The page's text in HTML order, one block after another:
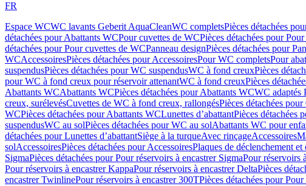
FR
Espace WCWC lavants Geberit AquaCleanWC completsPièces détachées
détachées pour Abattants WCPour cuvettes de WCPièces détachées pour
détachées pour Pour cuvettes de WCPanneau designPièces détachées pour
WCAccessoiresPièces détachées pour AccessoiresPour WC completsPour
suspendusPièces détachées pour WC suspendusWC à fond creuxPièces
pour WC à fond creux pour réservoir attenantWC à fond creuxPièces
Abattants WCAbattants WCPièces détachées pour Abattants WCWC adaptés
creux, surélevésCuvettes de WC à fond creux, rallongésPièces détachées
WCPièces détachées pour Abattants WCLunettes d’abattantPièces détachées
suspendusWC au solPièces détachées pour WC au solAbattants WC pour
détachées pour Lunettes d’abattantSiège à la turqueAvec rinçageAccessoires
solAccessoiresPièces détachées pour AccessoiresPlaques de déclenchement
SigmaPièces détachées pour Pour réservoirs à encastrer SigmaPour réservoirs
Pour réservoirs à encastrer KappaPour réservoirs à encastrer DeltaPièces
encastrer TwinlinePour réservoirs à encastrer 300TPièces détachées pour